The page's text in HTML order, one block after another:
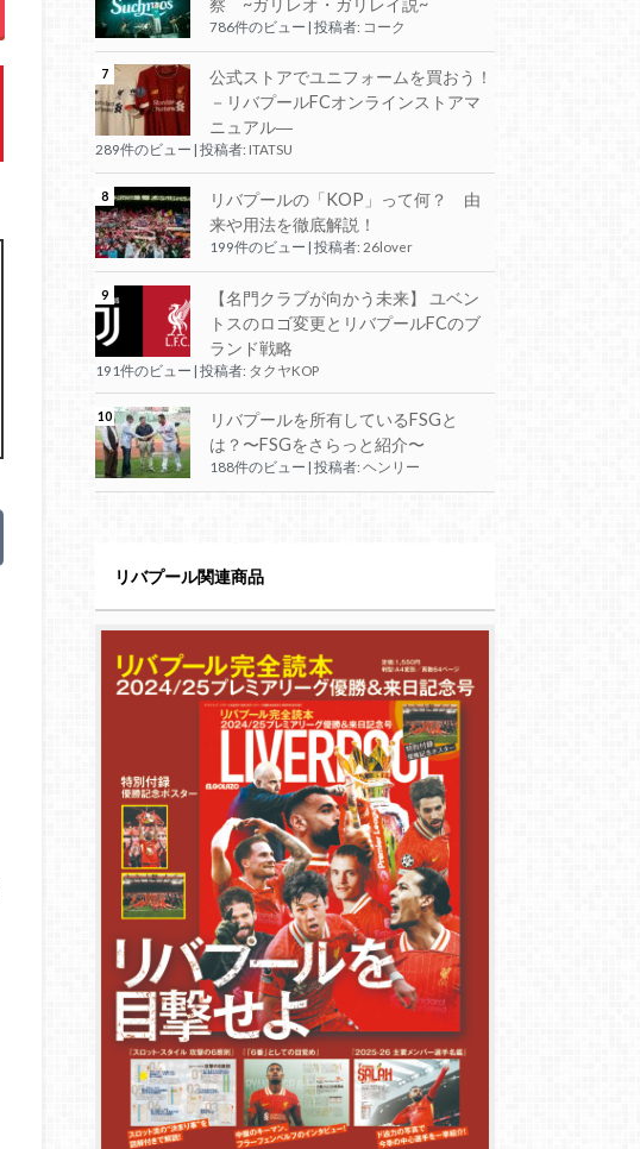
786件のビュー | 投稿者: コーク
公式ストアでユニフォームを買おう！
－リバプールFCオンラインストアマ
ニュアル―
289件のビュー 投稿者: ITATSU
リバプールの「KOP」って何？ 由
来や用法を徹底解説！
199件のビュー | 投稿者: 26lover
【名門クラブが向かう未来】 ユベン
トスのロゴ変更とリバプールFCのブ
ランド戦略
191件のビュー | 投稿者: タクヤKOP
リバプールを所有しているFSGと
は？〜FSGをさらっと紹介〜
188件のビュー 投稿者: ヘンリー
リバプール関連商品